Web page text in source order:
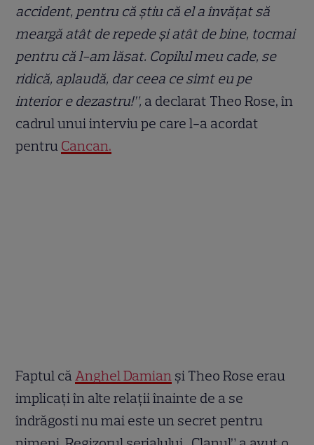
accident, pentru că știu că el a învățat să
meargă atât de repede și atât de bine, tocmai
pentru că l-am lăsat. Copilul meu cade, se
ridică, aplaudă, dar ceea ce simt eu pe
interior e dezastru!”, a declarat Theo Rose, în
cadrul unui interviu pe care l-a acordat
pentru Cancan.
Faptul căAnghel Damian și Theo Rose erau
implicați în alte relații înainte de a se
îndrăgosti nu mai este un secret pentru